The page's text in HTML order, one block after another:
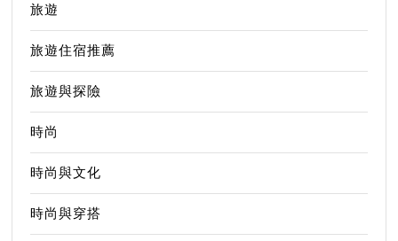
旅遊
旅遊住宿推薦
旅遊與探險
時尚
時尚與文化
時尚與穿搭